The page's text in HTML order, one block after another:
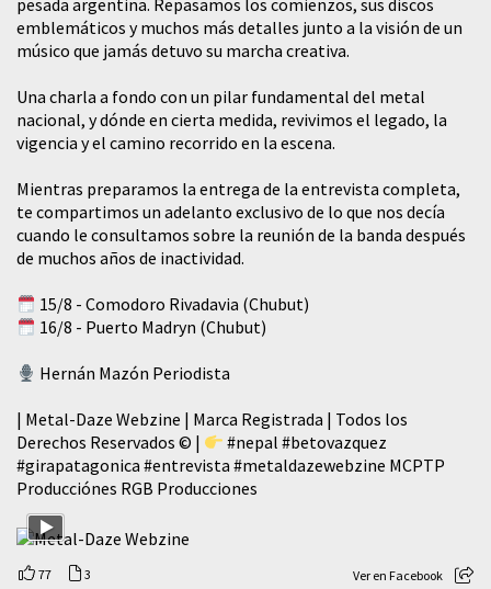
pesada argentina. Repasamos los comienzos, sus discos
emblemáticos y muchos más detalles junto a la visión de un
músico que jamás detuvo su marcha creativa.
​Una charla a fondo con un pilar fundamental del metal
nacional, y dónde en cierta medida, revivimos el legado, la
vigencia y el camino recorrido en la escena.
Mientras preparamos la entrega de la entrevista completa,
te compartimos un adelanto exclusivo de lo que nos decía
cuando le consultamos sobre la reunión de la banda después
de muchos años de inactividad.
15/8 - Comodoro Rivadavia (Chubut)
16/8 - Puerto Madryn (Chubut)
Hernán Mazón Periodista
| Metal-Daze Webzine | Marca Registrada | Todos los
Derechos Reservados © |
#nepal #betovazquez
#girapatagonica #entrevista #metaldazewebzine MCPTP
Producciónes RGB Producciones
77 3 Ver en Facebook